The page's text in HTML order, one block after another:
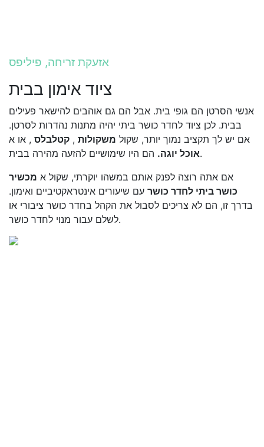
אזעקת זריחה, פיליפס
ציוד אימון בבית
אנשי הסרטן הם גופי בית. אבל הם גם אוהבים להישאר פעילים
בבית. לכן ציוד לחדר כושר ביתי יהיה מתנות נהדרות לסרטן.
אם יש לך תקציב נמוך יותר, שקול משקולות , קטלבלס , או א
אוכל יוגה.הם היו שימושיים להזעה מהירה בבית.
אם אתה רוצה לפנק אותם במשהו יוקרתי, שקול א מכשיר
כושר ביתי לחדר כושר עם שיעורים אינטראקטיביים ואימון.
בדרך זו, הם לא צריכים לסבול את הקהל בחדר כושר ציבורי או
לשלם עבור מנוי לחדר כושר.